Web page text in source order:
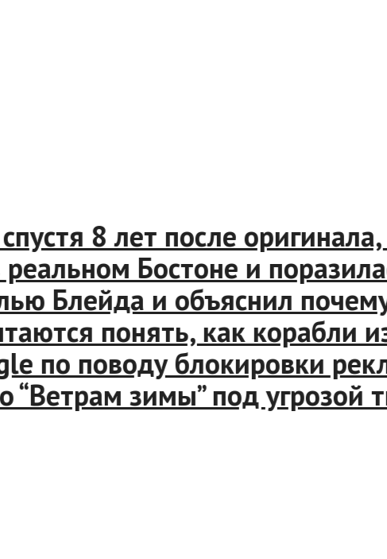
8 лет после оригинала,
Бостоне и
и объяснил почему
понять, как корабли
поводу блокировки
зимы” под угрозой